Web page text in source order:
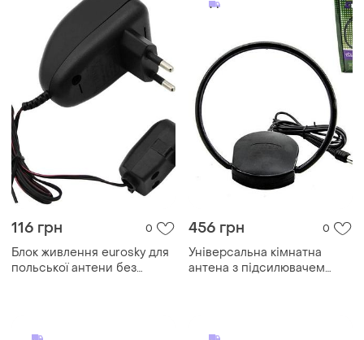
116 грн 0
Блок живлення eurosky для
польської антени без
456 грн 0
Універсальна кімнатна
антена з підсилювачем